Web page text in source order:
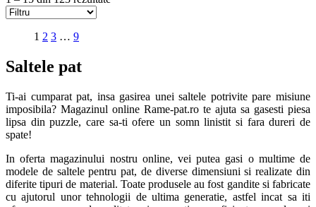
1 2 3 … 9
Saltele pat
Ti-ai cumparat pat, insa gasirea unei saltele potrivite pare misiune
imposibila? Magazinul online Rame-pat.ro te ajuta sa gasesti piesa
lipsa din puzzle, care sa-ti ofere un somn linistit si fara dureri de
spate!
In oferta magazinului nostru online, vei putea gasi o multime de
modele de saltele pentru pat, de diverse dimensiuni si realizate din
diferite tipuri de material. Toate produsele au fost gandite si fabricate
cu ajutorul unor tehnologii de ultima generatie, astfel incat sa iti